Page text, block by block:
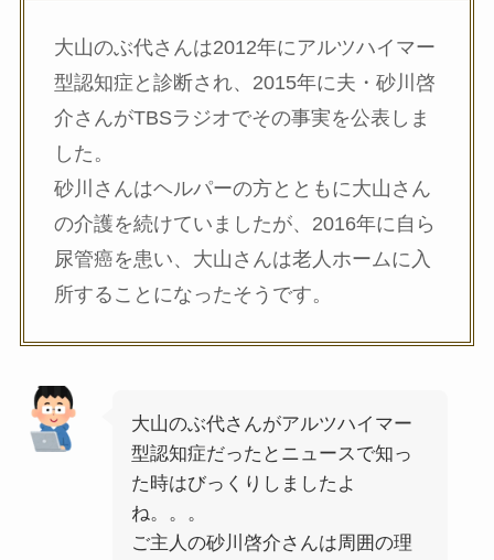
大山のぶ代さんは2012年にアルツハイマー
型認知症と診断され、2015年に夫・砂川啓
介さんがTBSラジオでその事実を公表しま
した。
砂川さんはヘルパーの方とともに大山さん
の介護を続けていましたが、2016年に自ら
尿管癌を患い、大山さんは老人ホームに入
所することになったそうです。
大山のぶ代さんがアルツハイマー
型認知症だったとニュースで知っ
た時はびっくりしましたよ
ね。。。
ご主人の砂川啓介さんは周囲の理